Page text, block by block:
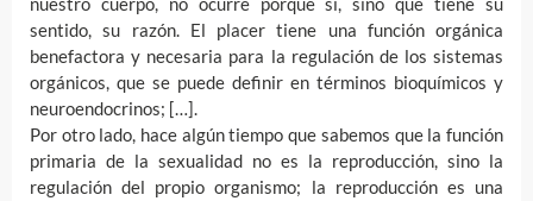
sentido, su razón. El placer tiene una función orgánica
benefactora y necesaria para la regulación de los sistemas
orgánicos, que se puede definir en términos bioquímicos y
neuroendocrinos; […].
Por otro lado, hace algún tiempo que sabemos que la función
primaria de la sexualidad no es la reproducción, sino la
regulación del propio organismo; la reproducción es una